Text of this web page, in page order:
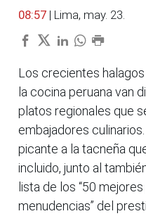
08:57 | Lima, may. 23.
Los crecientes halagos
la cocina peruana van
platos regionales que
embajadores
picante a la tacneña
incluido, junto al
lista de los “50
menudencias” del